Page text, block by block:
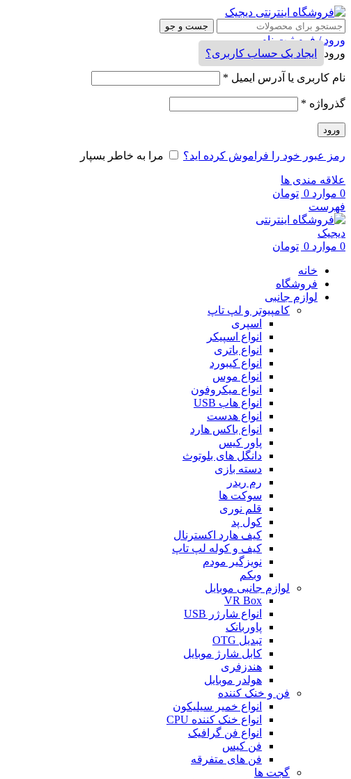
جست و جو
ورود / فرم ثبت نام
ورود
ایجاد یک حساب کاربری؟
نام کاربری یا آدرس ایمیل *
گذرواژه *
ورود
رمز عبور خود را فراموش کرده اید؟ مرا به خاطر بسپار
علاقه مندی ها
0 موارد 0 تومان
فهرست
0 موارد 0 تومان
خانه
فروشگاه
لوازم جانبی
کامپیوتر و لپ تاپ
اسپری
انواع اسپیکر
انواع باتری
انواع کیبورد
انواع موس
انواع میکروفون
انواع هاب USB
انواع هدست
انواع باکس هارد
پاور کیس
دانگل های بلوتوث
دسته بازی
رم ریدر
سوکت ها
قلم نوری
کول پد
کیف هارد اکسترنال
کیف و کوله لپ تاپ
نویزگیر مودم
وبکم
لوازم جانبی موبایل
VR Box
انواع شارژر USB
پاوربانک
تبدیل OTG
کابل شارژ موبایل
هندزفری
هولدر موبایل
فن و خنک کننده
انواع خمیر سیلیکون
انواع خنک کننده CPU
انواع فن گرافیک
فن کیس
فن های متفرقه
گجت ها